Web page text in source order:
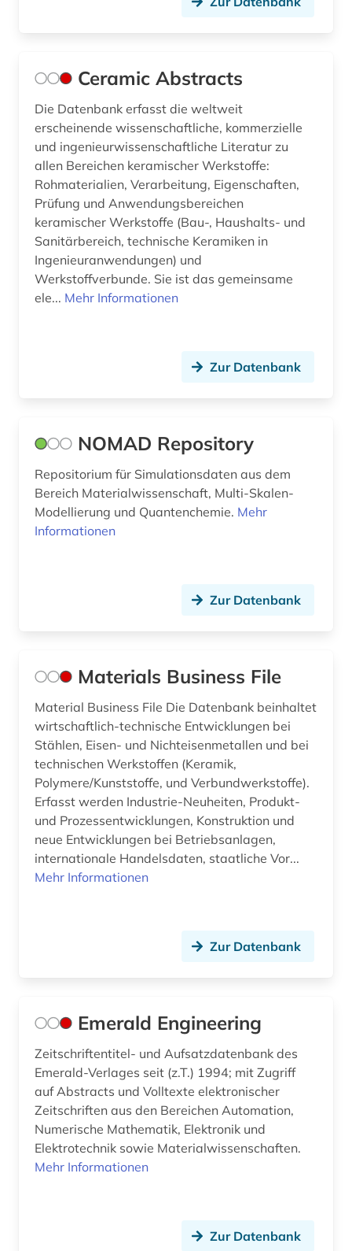
Ceramic Abstracts
Die Datenbank erfasst die weltweit
erscheinende wissenschaftliche, kommerzielle
und ingenieurwissenschaftliche Literatur zu
allen Bereichen keramischer Werkstoffe:
Rohmaterialien, Verarbeitung, Eigenschaften,
Prüfung und Anwendungsbereichen
keramischer Werkstoffe (Bau-, Haushalts- und
Sanitärbereich, technische Keramiken in
Ingenieuranwendungen) und
Werkstoffverbunde. Sie ist das gemeinsame
ele... Mehr Informationen
Zur Datenbank
NOMAD Repository
Repositorium für Simulationsdaten aus dem
Bereich Materialwissenschaft, Multi-Skalen-
Modellierung und Quantenchemie. Mehr
Informationen
Zur Datenbank
Materials Business File
Material Business File Die Datenbank beinhaltet
wirtschaftlich-technische Entwicklungen bei
Stählen, Eisen- und Nichteisenmetallen und bei
technischen Werkstoffen (Keramik,
Polymere/Kunststoffe, und Verbundwerkstoffe).
Erfasst werden Industrie-Neuheiten, Produkt-
und Prozessentwicklungen, Konstruktion und
neue Entwicklungen bei Betriebsanlagen,
internationale Handelsdaten, staatliche Vor...
Mehr Informationen
Zur Datenbank
Emerald Engineering
Zeitschriftentitel- und Aufsatzdatenbank des
Emerald-Verlages seit (z.T.) 1994; mit Zugriff
auf Abstracts und Volltexte elektronischer
Zeitschriften aus den Bereichen Automation,
Numerische Mathematik, Elektronik und
Elektrotechnik sowie Materialwissenschaften.
Mehr Informationen
Zur Datenbank